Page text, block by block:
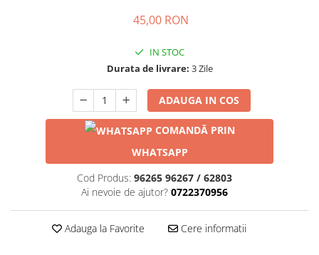
45,00 RON
IN STOC
Durata de livrare: 3 Zile
ADAUGA IN COS
COMANDĂ PRIN
WHATSAPP
Cod Produs: 96265 96267 / 62803
Ai nevoie de ajutor? 0722370956
Adauga la Favorite Cere informatii